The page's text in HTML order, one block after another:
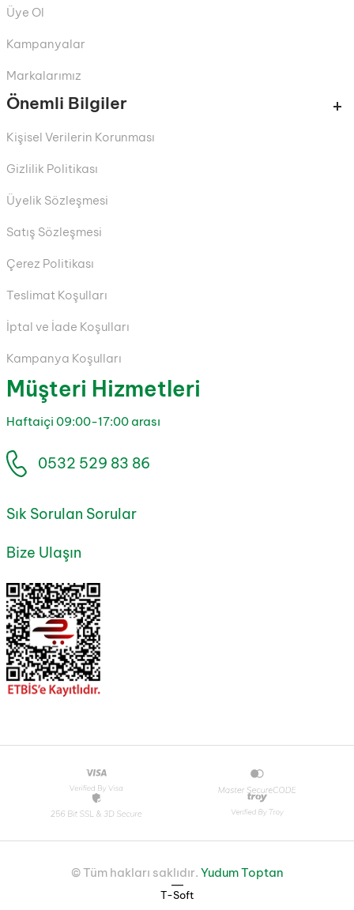
Üye Ol
Kampanyalar
Markalarımız
Önemli Bilgiler
Kişisel Verilerin Korunması
Gizlilik Politikası
Üyelik Sözleşmesi
Satış Sözleşmesi
Çerez Politikası
Teslimat Koşulları
İptal ve İade Koşulları
Kampanya Koşulları
Müşteri Hizmetleri
Haftaiçi 09:00-17:00 arası
0532 529 83 86
Sık Sorulan Sorular
Bize Ulaşın
© Tüm hakları saklıdır. Yudum Toptan
|
T-Soft